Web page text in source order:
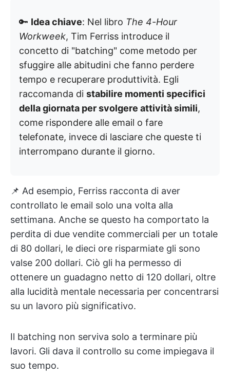
🔑 Idea chiave: Nel libro The 4-Hour
Workweek, Tim Ferriss introduce il
concetto di "batching" come metodo per
sfuggire alle abitudini che fanno perdere
tempo e recuperare produttività. Egli
raccomanda di stabilire momenti specifici
della giornata per svolgere attività simili,
come rispondere alle email o fare
telefonate, invece di lasciare che queste ti
interrompano durante il giorno.
📌 Ad esempio, Ferriss racconta di aver
controllato le email solo una volta alla
settimana. Anche se questo ha comportato la
perdita di due vendite commerciali per un totale
di 80 dollari, le dieci ore risparmiate gli sono
valse 200 dollari. Ciò gli ha permesso di
ottenere un guadagno netto di 120 dollari, oltre
alla lucidità mentale necessaria per concentrarsi
su un lavoro più significativo.
Il batching non serviva solo a terminare più
lavori. Gli dava il controllo su come impiegava il
suo tempo.